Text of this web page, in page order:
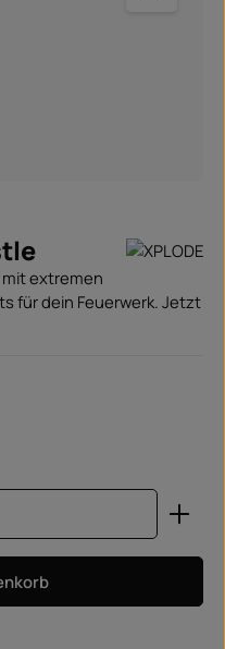
0 von 5 Sternen
mit extremen
für dein Feuerwerk. Jetzt
Wert ein